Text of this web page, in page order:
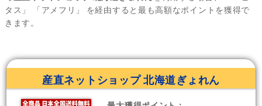
タス」
「アメフリ」
を経由すると最も高額なポイントを獲得で
きます。
産直ネットショップ 北海道ぎょれん